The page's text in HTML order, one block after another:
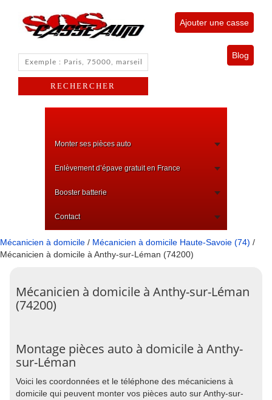
Ajouter une casse
Blog
Monter ses pièces auto
Enlèvement d’épave gratuit en France
Booster batterie
Contact
Mécanicien à domicile / Mécanicien à domicile Haute-Savoie (74) /
Mécanicien à domicile à Anthy-sur-Léman (74200)
Mécanicien à domicile à Anthy-sur-Léman
(74200)
Montage pièces auto à domicile à Anthy-
sur-Léman
Voici les coordonnées et le téléphone des mécaniciens à
domicile qui peuvent monter vos pièces auto sur Anthy-sur-